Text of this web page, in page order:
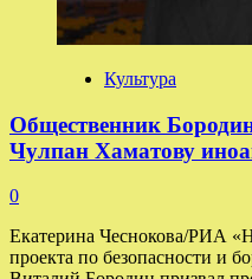
Культура
Общественник
Чулпан Хаматову
0
Екатерина Чеснокова/РИА
проекта по безопасности и